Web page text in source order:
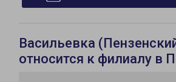
Васильевка
относится к филиалу в